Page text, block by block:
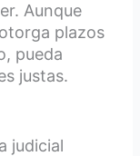
Aunque
plazos
pueda
justas.
judicial